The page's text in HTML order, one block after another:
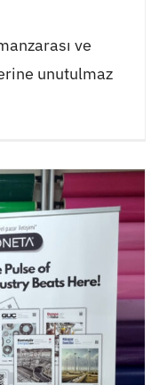
ve
unutulmaz